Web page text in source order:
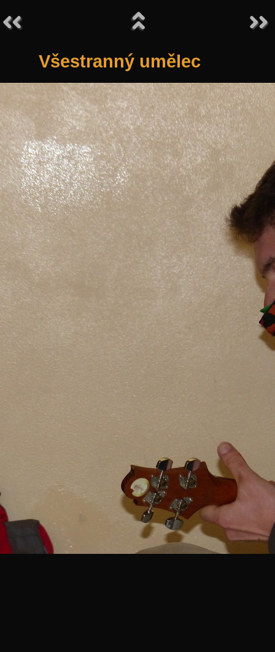
Všestranný umělec